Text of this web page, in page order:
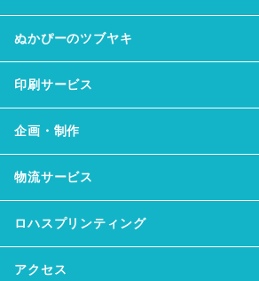
ぬかぴーのツブヤキ
印刷サービス
企画・制作
物流サービス
ロハスプリンティング
アクセス